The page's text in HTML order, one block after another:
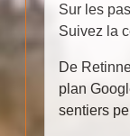
Sur les
Suivez la
De
plan
sentiers